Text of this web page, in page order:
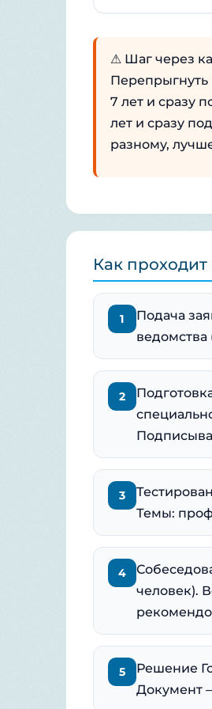
⚠ Шаг через
Перепрыгнуть
7 лет и сразу
лет и сразу
разному,
Как проходит
1
Подача
2
3
Темы:
4
человек).
5
Решение
Документ